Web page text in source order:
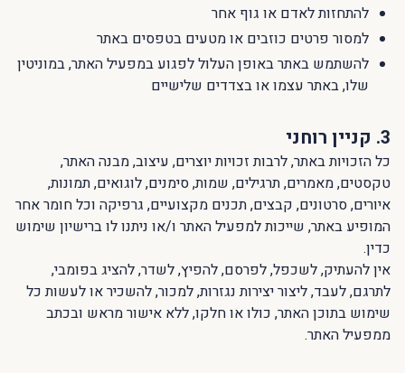
להתחזות לאדם או גוף אחר
למסור פרטים כוזבים או מטעים בטפסים באתר
להשתמש באתר באופן העלול לפגוע במפעיל האתר, במוניטין
שלו, באתר עצמו או בצדדים שלישיים
3. קניין רוחני
כל הזכויות באתר, לרבות זכויות יוצרים, עיצוב, מבנה האתר,
טקסטים, מאמרים, תרגילים, שמות, סימנים, לוגואים, תמונות,
איורים, סרטונים, קבצים, תכנים מקצועיים, גרפיקה וכל חומר אחר
המופיע באתר, שייכות למפעיל האתר ו/או ניתנו לו ברישיון שימוש
כדין.
אין להעתיק, לשכפל, לפרסם, להפיץ, לשדר, להציג בפומבי,
לתרגם, לעבד, ליצור יצירות נגזרות, למכור, להשכיר או לעשות כל
שימוש בתוכן האתר, כולו או חלקו, ללא אישור מראש ובכתב
ממפעיל האתר.